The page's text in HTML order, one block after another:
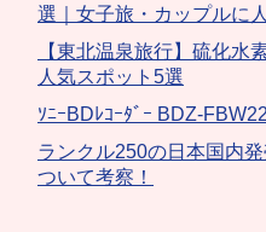
選｜女子旅・カップルに
【東北温泉旅行】硫化水
人気スポット5選
ｿﾆｰBDﾚｺｰﾀﾞｰ BDZ-
ランクル250の日本国内
ついて考察！